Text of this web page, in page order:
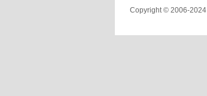
Copyright © 2006-2024